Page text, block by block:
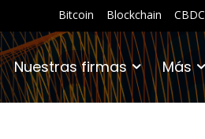
Bitcoin Blockchain CBDC
Nuestras firmas Más